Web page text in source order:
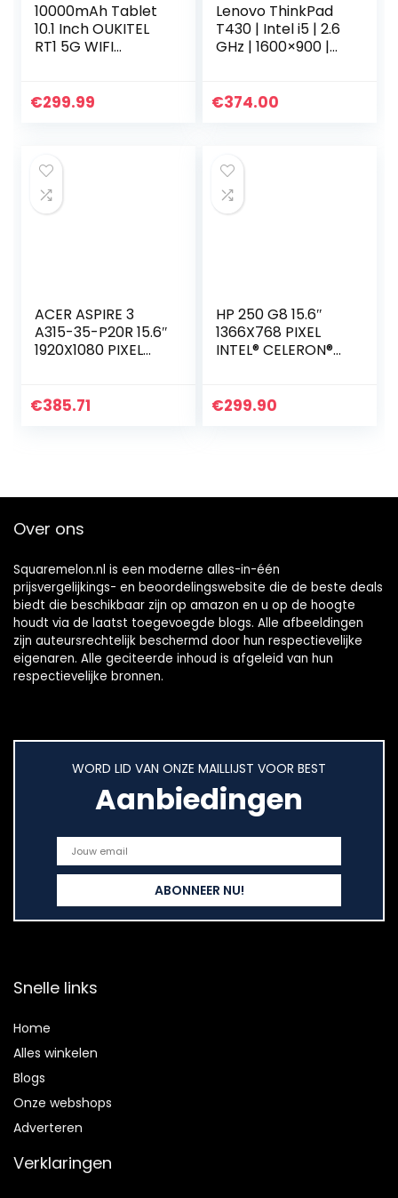
10000mAh Tablet
10.1 Inch OUKITEL
RT1 5G WIFI
ROM TF128GB
€299.99
Lenovo ThinkPad
T430 | Intel i5 | 2.6
GHz | 1600×900 |
– 240 – 480 GB
€374.00
ACER ASPIRE 3
A315-35-P20R 15.6″
1920X1080 PIXEL
DDR4-SDRAM
€385.71
HP 250 G8 15.6″
1366X768 PIXEL
INTEL® CELERON®
WINDOWS 10
€299.90
Over ons
Squaremelon.nl is een moderne alles-in-één
prijsvergelijkings- en beoordelingswebsite die de beste deals
biedt die beschikbaar zijn op amazon en u op de hoogte
houdt via de laatst toegevoegde blogs. Alle afbeeldingen
zijn auteursrechtelijk beschermd door hun respectievelijke
eigenaren. Alle geciteerde inhoud is afgeleid van hun
respectievelijke bronnen.
WORD LID VAN ONZE MAILLIJST VOOR BEST
Aanbiedingen
Snelle links
Home
Alles winkelen
Blogs
Onze webshops
Adverteren
Verklaringen